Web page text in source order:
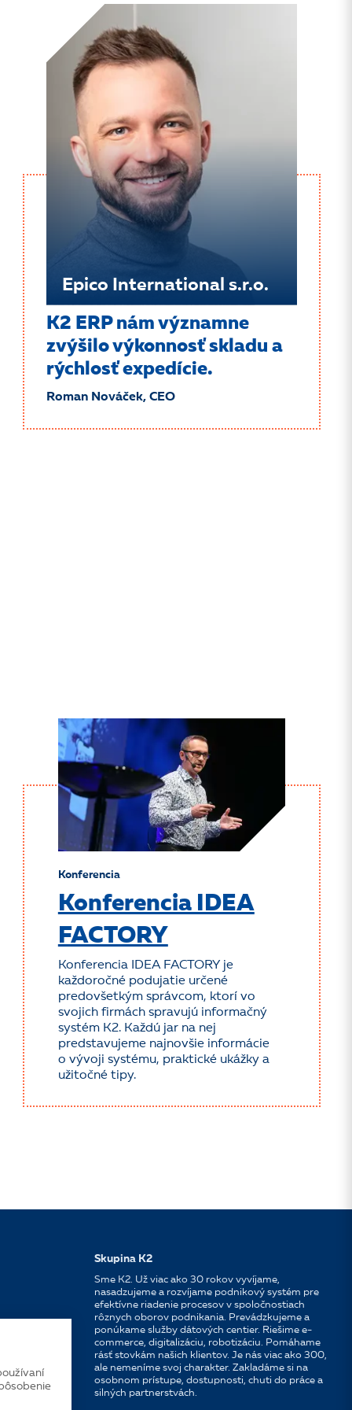
Epico International s.r.o.
K2 ERP nám významne
zvýšilo výkonnosť skladu a
rýchlosť expedície.
Roman Nováček, CEO
Konferencia
Konferencia IDEA
FACTORY
Konferencia IDEA FACTORY je
každoročné podujatie určené
predovšetkým správcom, ktorí vo
svojich firmách spravujú informačný
systém K2. Každú jar na nej
predstavujeme najnovšie informácie
o vývoji systému, praktické ukážky a
užitočné tipy.
Skupina K2
Sme K2. Už viac ako 30 rokov vyvíjame,
nasadzujeme a rozvíjame podnikový systém pre
efektívne riadenie procesov v spoločnostiach
rôznych oborov podnikania. Prevádzkujeme a
ponúkame služby dátových centier. Riešime e-
commerce, digitalizáciu, robotizáciu. Pomáhame
rásť stovkám našich klientov. Je nás viac ako 300,
ale nemeníme svoj charakter. Zakladáme si na
osobnom prístupe, dostupnosti, chuti do práce a
silných partnerstvách.